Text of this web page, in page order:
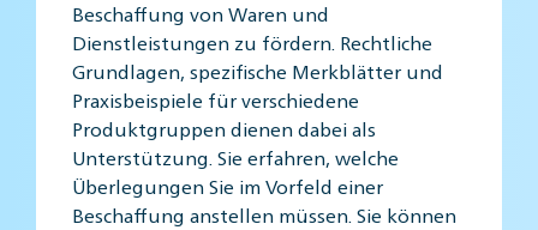
Beschaffung von Waren und
Dienstleistungen zu fördern. Rechtliche
Grundlagen, spezifische Merkblätter und
Praxisbeispiele für verschiedene
Produktgruppen dienen dabei als
Unterstützung. Sie erfahren, welche
Überlegungen Sie im Vorfeld einer
Beschaffung anstellen müssen. Sie können